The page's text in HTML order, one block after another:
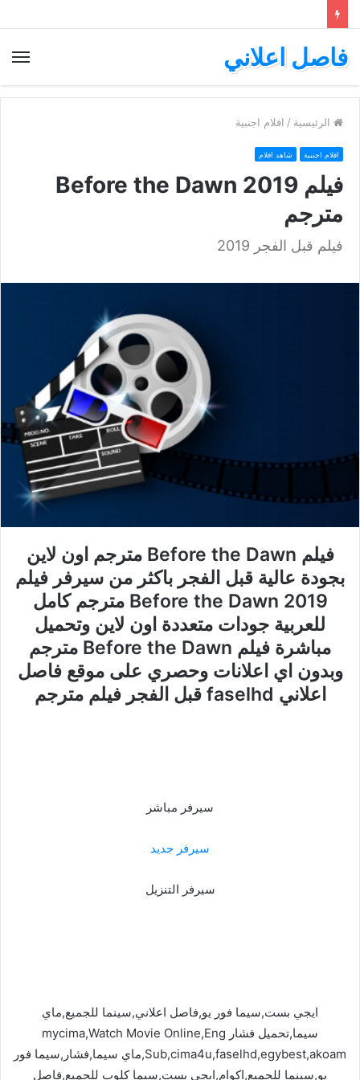
فاصل اعلاني
الرئيسية / افلام اجنبية
افلام اجنبية شاهد افلام
فيلم Before the Dawn 2019
مترجم
فيلم قبل الفجر 2019
فيلم Before the Dawn مترجم اون لاين
بجودة عالية قبل الفجر باكثر من سيرفر فيلم
Before the Dawn 2019 مترجم كامل
للعربية جودات متعددة اون لاين وتحميل
مباشرة فيلم Before the Dawn مترجم
وبدون اي اعلانات وحصري على موقع فاصل
اعلاني faselhd قبل الفجر فيلم مترجم
سيرفر مباشر
سيرفر جديد
سيرفر التنزيل
ايجي بست,سيما فور يو,فاصل اعلاني,سينما للجميع,ماي
سيما,تحميل فشار mycima,Watch Movie Online,Eng
Sub,cima4u,faselhd,egybest,akoam,ماي سيما,فشار,سيما فور
يو,سينما للجميع,اكوام,ايجي بست,سيما كلوب للجميع,فاصل